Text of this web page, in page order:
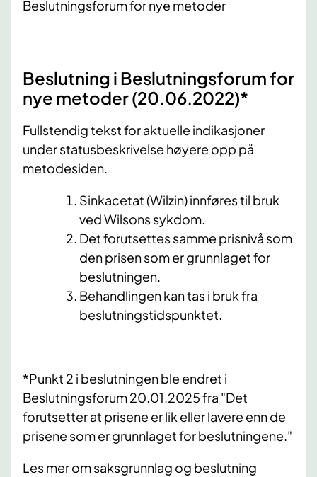
Beslutningsforum for nye metoder
Beslutning i Beslutningsforum for
nye metoder (20.06​.2022)​*
Fullstendig tekst for aktuelle indikasjoner
under statusbeskrivelse høyere opp på
metodesiden.
Sinkacetat (Wilzin) innføres til bruk
ved Wilsons sykdom.
Det forutsettes samme prisnivå som
den prisen som er grunnlaget for
beslutningen.
Behandlingen kan tas i bruk fra
beslutningstidspunktet.
*Punkt 2 i beslutningen ble endret i
Beslutningsforum 20.01.2025 fra "Det
forutsetter at prisene er lik eller lavere enn de
prisene som er grunnlaget for beslutningene."
​Les mer om saksgrunnlag og beslutning